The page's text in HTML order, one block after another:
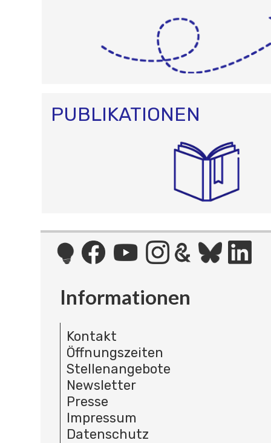
PUBLIKATIONEN
Informationen
Kontakt
Öffnungszeiten
Stellenangebote
Newsletter
Presse
Impressum
Datenschutz